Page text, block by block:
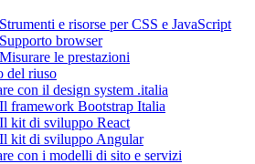
e risorse per CSS e JavaScript
browser
le prestazioni
del riuso
con il design system .italia
framework Bootstrap Italia
kit di sviluppo React
kit di sviluppo Angular
con i modelli di sito e servizi